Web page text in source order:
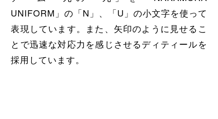
UNIFORM」の「N」、「U」の小文字を使って
表現しています。また、矢印のように見せるこ
とで迅速な対応力を感じさせるディティールを
採用しています。